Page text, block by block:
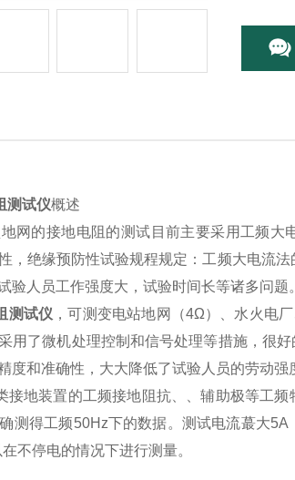
测试仪概述
网的接地电阻的测试目前主要采用工频
，绝缘预防性试验规程规定：工频大电流
验人员工作强度大，试验时间长等诸多问题
测试仪 ，可测变电站地网（4Ω）、水火电
用了微机处理控制和信号处理等措施，很
度和准确性，大大降低了试验人员的劳动强
接地装置的工频接地阻抗、、辅助极等工
测得工频50Hz下的数据。测试电流蕞大
不停电的情况下进行测量。